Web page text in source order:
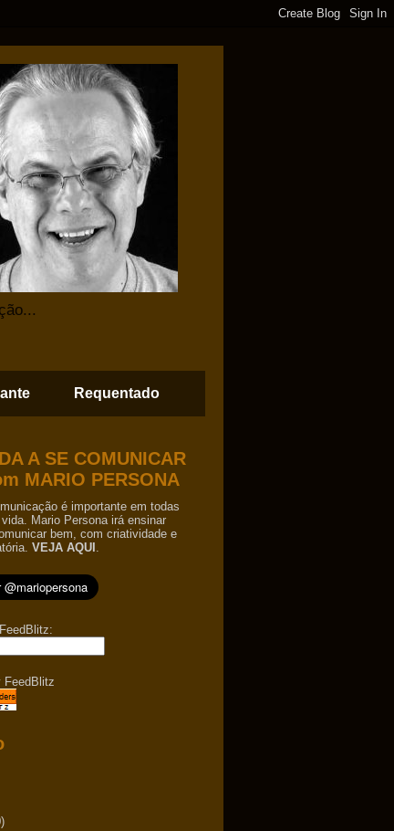
Requentado
A SE COMUNICAR
MARIO PERSONA
é importante em todas
Mario Persona irá ensinar
bem, com criatividade e
VEJA AQUI .
FeedBlitz